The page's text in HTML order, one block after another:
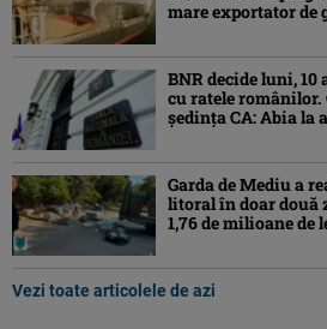
mare exportator de
BNR decide luni, 10
cu ratele românilor.
ședința CA: Abia la
Garda de Mediu a
litoral în doar două
1,76 de milioane de
Vezi toate articolele de azi